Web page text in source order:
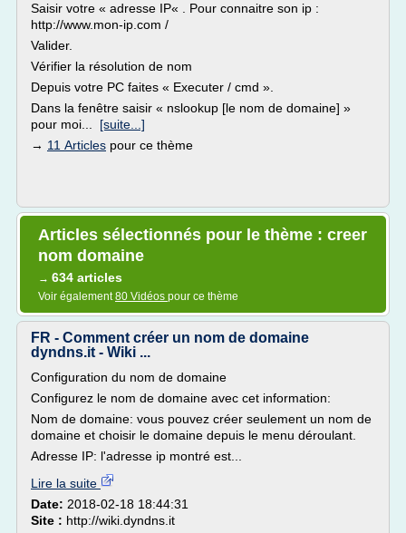
Saisir votre « adresse IP« . Pour connaitre son ip :
http://www.mon-ip.com /
Valider.
Vérifier la résolution de nom
Depuis votre PC faites « Executer / cmd ».
Dans la fenêtre saisir « nslookup [le nom de domaine] »
pour moi... [suite...]
→ 11 Articles pour ce thème
Articles sélectionnés pour le thème : creer
nom domaine
→ 634 articles
Voir également80 Vidéos pour ce thème
FR - Comment créer un nom de domaine
dyndns.it - Wiki ...
Configuration du nom de domaine
Configurez le nom de domaine avec cet information:
Nom de domaine: vous pouvez créer seulement un nom de
domaine et choisir le domaine depuis le menu déroulant.
Adresse IP: l'adresse ip montré est...
Lire la suite
Date: 2018-02-18 18:44:31
Site : http://wiki.dyndns.it